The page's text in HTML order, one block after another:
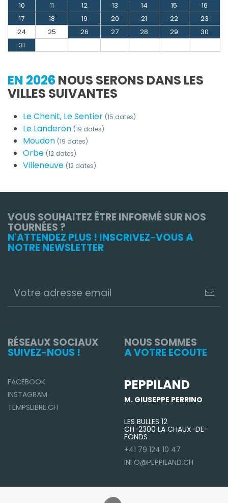
10
11 12 13 14 15
16
17
18 19 20 21 22
23
24
25 26 27 28 29
30
31
EN 2026 NOUS SERONS DANS LES
VILLES SUIVANTES
Le Chenit, Le Sentier (15 dates)
Le Landeron (19 dates)
Moudon (19 dates)
Orbe (12 dates)
Villeneuve (12 dates)
VOUS SOUHAITEZ ÊTRE INFORMÉ SUR NOS
TOURNÉES ?
N'ATTENDEZ PLUS ! INSCRIVEZ-VOUS À
NOTRE NEWSLETTER
RÉSEAUX SOCIAUX
SUIVEZ-NOUS !
FACEBOOK
INSTAGRAM
TEMPSLIBRE.CH
NOUS SOMMES
À VOTRE ÉCOUTE
PEPPILAND
M. GIUSEPPE PERRINO
LES BULLES 12
CH-2300 LA CHAUX-DE-
FONDS
+41 79 124 10 47
INFO@PEPPILAND.CH